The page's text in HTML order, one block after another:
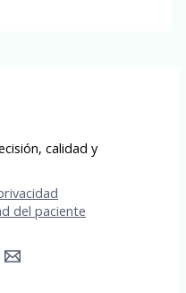
calidad y
del paciente